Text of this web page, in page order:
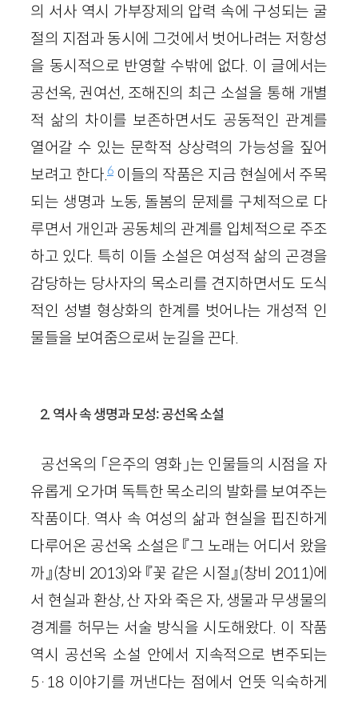
의 서사 역시 가부장제의 압력 속에 구성되는 굴
절의 지점과 동시에 그것에서 벗어나려는 저항성
을 동시적으로 반영할 수밖에 없다. 이 글에서는
공선옥, 권여선, 조해진의 최근 소설을 통해 개별
적 삶의 차이를 보존하면서도 공동적인 관계를
열어갈 수 있는 문학적 상상력의 가능성을 짚어
보려고 한다.6이들의 작품은 지금 현실에서 주목
되는 생명과 노동, 돌봄의 문제를 구체적으로 다
루면서 개인과 공동체의 관계를 입체적으로 주조
하고 있다. 특히 이들 소설은 여성적 삶의 곤경을
감당하는 당사자의 목소리를 견지하면서도 도식
적인 성별 형상화의 한계를 벗어나는 개성적 인
물들을 보여줌으로써 눈길을 끈다.
2. 역사 속 생명과 모성: 공선옥 소설
공선옥의 「은주의 영화」는 인물들의 시점을 자
유롭게 오가며 독특한 목소리의 발화를 보여주는
작품이다. 역사 속 여성의 삶과 현실을 핍진하게
다루어온 공선옥 소설은 『그 노래는 어디서 왔을
까』(창비 2013)와 『꽃 같은 시절』(창비 2011)에
서 현실과 환상, 산 자와 죽은 자, 생물과 무생물의
경계를 허무는 서술 방식을 시도해왔다. 이 작품
역시 공선옥 소설 안에서 지속적으로 변주되는
5·18 이야기를 꺼낸다는 점에서 언뜻 익숙하게